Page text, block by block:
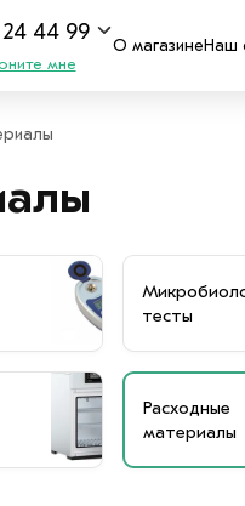
24 44 99
мне
О магазинеНаш
тесты
Расходные
материалы